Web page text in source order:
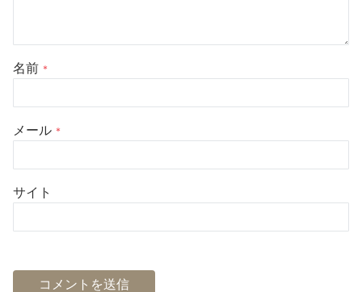
名前 *
メール *
サイト